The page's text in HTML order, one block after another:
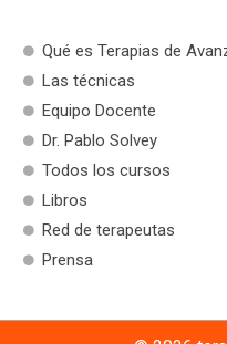
Qué es Terapias de
Las técnicas
Equipo Docente
Dr. Pablo Solvey
Todos los cursos
Libros
Red de terapeutas
Prensa